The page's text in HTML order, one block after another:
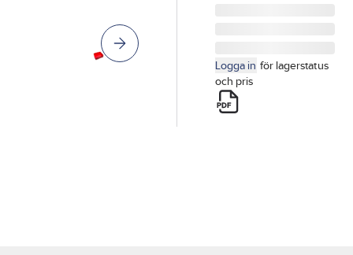
Logga in för lagerstatus
och pris